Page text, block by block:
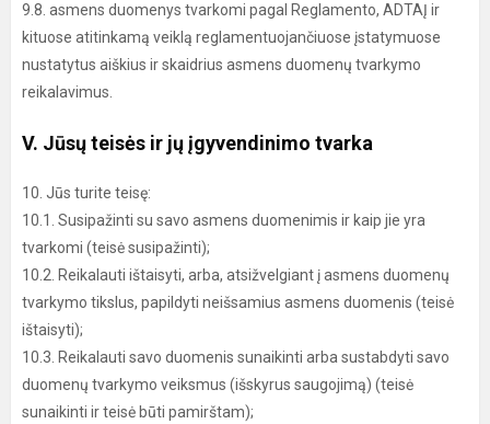
9.8. asmens duomenys tvarkomi pagal Reglamento, ADTAĮ ir
kituose atitinkamą veiklą reglamentuojančiuose įstatymuose
nustatytus aiškius ir skaidrius asmens duomenų tvarkymo
reikalavimus.
V. Jūsų teisės ir jų įgyvendinimo tvarka
10. Jūs turite teisę:
10.1. Susipažinti su savo asmens duomenimis ir kaip jie yra
tvarkomi (teisė susipažinti);
10.2. Reikalauti ištaisyti, arba, atsižvelgiant į asmens duomenų
tvarkymo tikslus, papildyti neišsamius asmens duomenis (teisė
ištaisyti);
10.3. Reikalauti savo duomenis sunaikinti arba sustabdyti savo
duomenų tvarkymo veiksmus (išskyrus saugojimą) (teisė
sunaikinti ir teisė būti pamirštam);